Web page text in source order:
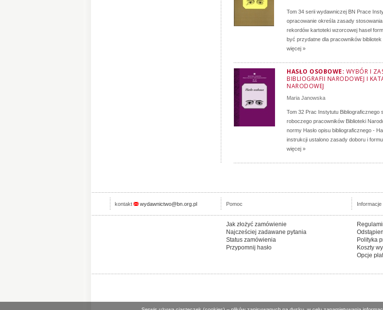
Tom 34 serii wydawniczej BN Prace
opracowanie określa zasady
rekordów kartoteki wzorcowej haseł
być przydatne dla pracowników bibliotek
więcej »
HASŁO OSOBOWE: WYBÓR I
BIBLIOGRAFII NARODOWEJ I
NARODOWEJ
Maria Janowska
Tom 32 Prac Instytutu Bibliograficznego
roboczego pracowników Biblioteki
normy Hasło opisu bibliograficznego -
instrukcji ustalono zasady doboru i
więcej »
kontakt wydawnictwo@bn.org.pl Pomoc Informacje
Jak złożyć zamówienie
Najcześciej zadawane pytania
Status zamówienia
Przypomnij hasło
Polityka
Koszty
Opcje